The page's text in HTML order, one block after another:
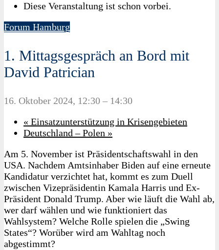
Diese Veranstaltung ist schon vorbei.
Forum Hamburg
1. Mittagsgespräch an Bord mit
David Patrician
16. Oktober 2024, 12:30 – 14:30
« Einsatzunterstützung in Krisengebieten
Deutschland – Polen »
Am 5. November ist Präsidentschaftswahl in den
USA. Nachdem Amtsinhaber Biden auf eine erneute
Kandidatur verzichtet hat, kommt es zum Duell
zwischen Vizepräsidentin Kamala Harris und Ex-
Präsident Donald Trump. Aber wie läuft die Wahl ab,
wer darf wählen und wie funktioniert das
Wahlsystem? Welche Rolle spielen die „Swing
States“? Worüber wird am Wahltag noch
abgestimmt?